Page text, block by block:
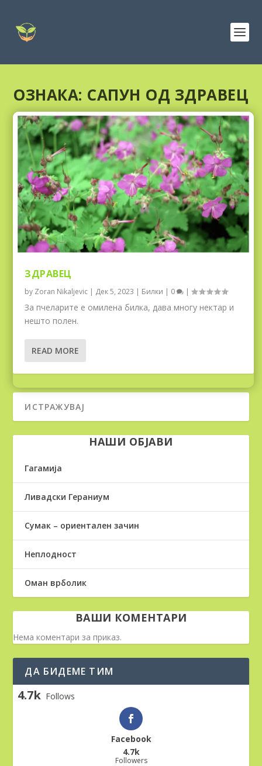
ОЗНАКА: САПУН ОД ЗДРАВЕЦ
ЗДРАВЕЦ
by Zoran Nikaljevic | Дек 5, 2023 | Билки | 0 |
За пчеларите е омилена билка, дава многу нектар и
нешто полен.
READ MORE
НАШИ ОБЈАВИ
Гагамија
Ливадски Гераниум
Сумак – ориентален зачин
Неплодност
Оман врболик
ВАШИ КОМЕНТАРИ
Нема коментари за приказ.
ДА БИДЕМЕ ТИМ
4.7k Follows
Facebook
4.7k
Followers